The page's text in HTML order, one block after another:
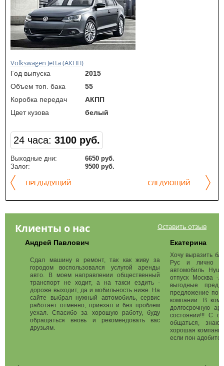
Volkswagen Jetta (АКПП)
Год выпуска
2015
Объем топ. бака
55
Коробка передач
АКПП
Цвет кузова
белый
24 часа: 3100 руб.
Выходные дни:
6650 руб.
Залог:
9500 руб.
Оставить отзыв
Клиенты о нас
Андрей Павлович
Сдал машину в ремонт, так как живу за
городом воспользовался услугой аренды
авто. В моем направлении общественный
транспорт не ходит, а на такси ездить -
дороже выходит, да и мобильность ниже. На
сайте выбрал нужный автомобиль, сервис
работает отменно, приехал и без проблем
уехал. Спасибо за хорошую работу, буду
обращаться вновь и рекомендовать вас
друзьям.
Екатерина
Хочу выразить
Рус и лично
автомобиль
отпуск Москва -
выгодные
предложение по
компании. В
долгосрочную
состоянии!!! С
общаться,
хорошая
если пон